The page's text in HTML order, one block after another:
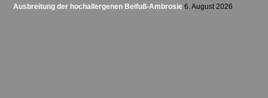
Ausbreitung der hochallergenen Beifuß-Ambrosie 6. August 2026